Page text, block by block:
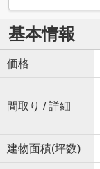
基本情報
価格
間取り / 詳細
建物面積(坪数)